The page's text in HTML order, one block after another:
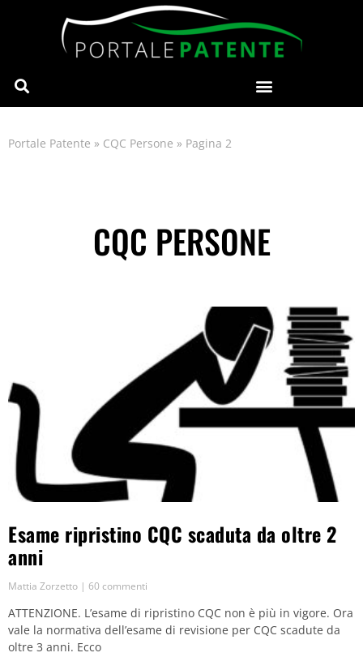
Portale Patente » CQC Persone » Pagina 2
CQC PERSONE
Esame ripristino CQC scaduta da oltre 2
anni
Mattia Zorzetto 60 commenti
ATTENZIONE. L’esame di ripristino CQC non è più in vigore. Ora
vale la normativa dell’esame di revisione per CQC scadute da
oltre 3 anni. Ecco